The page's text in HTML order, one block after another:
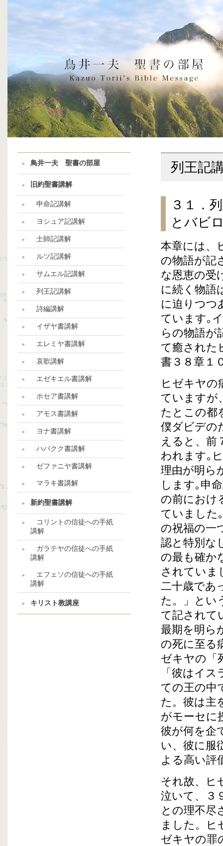
鳥井一夫 聖書の部屋
旧約聖書講解
申命記講解
ヨシュア記講解
士師記講解
ルツ記講解
サムエル記講解
列王記講解
詩編講解
イザヤ書講解
エレミヤ書講解
哀歌講解
エゼキエル書講解
ホセア書講解
アモス書講解
ヨナ書講解
ハバクク書講解
ゼファニヤ書講解
マラキ書講解
新約聖書講解
コリントの信徒への手紙
講解
ガラテヤの信徒への手紙
講解
エフェソの信徒への手紙
講解
キリスト教講座
列王記
３１．
とバビ
本章には、
の物語が記
な恩恵の受
に続く物語
に迫りつつ
ています｡
らの物語が
て癒された
書３８章１
ヒゼキヤの
ていますが
たとこの都
僕ダビデの
えると、前
われます｡
理由が明ら
します｡申
の前におけ
ていました
の祝福の一
認と特別な
の最も確か
されていま
二十歳であ
た。」とい
て記されて
最期を明ら
の死に至る
ゼキヤの「
「彼はイ
ての王の中
た。彼は主
がモーセに
彼が何を企
い、彼に服
よる高い評
それ故、ヒ
泣いて、３
との理不尽
ました。ヒ
ゼキヤの罪